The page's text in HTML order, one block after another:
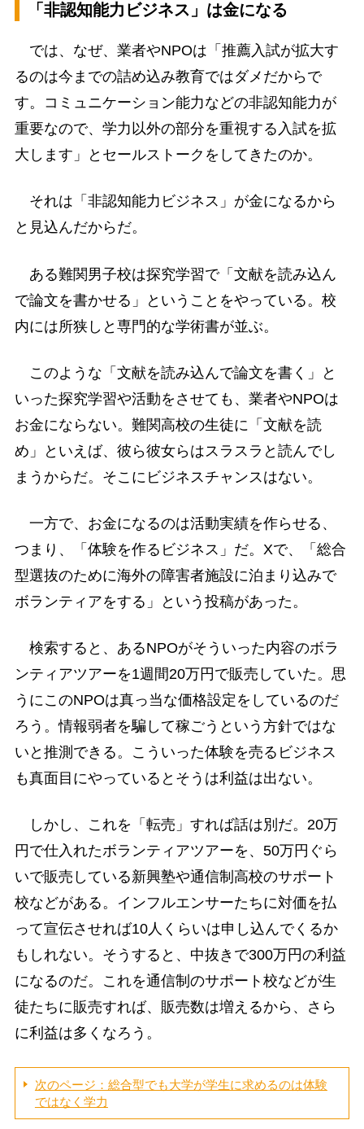
「非認知能力ビジネス」は金になる
では、なぜ、業者やNPOは「推薦入試が拡大す
るのは今までの詰め込み教育ではダメだからで
す。コミュニケーション能力などの非認知能力が
重要なので、学力以外の部分を重視する入試を拡
大します」とセールストークをしてきたのか。
それは「非認知能力ビジネス」が金になるから
と見込んだからだ。
ある難関男子校は探究学習で「文献を読み込ん
で論文を書かせる」ということをやっている。校
内には所狭しと専門的な学術書が並ぶ。
このような「文献を読み込んで論文を書く」と
いった探究学習や活動をさせても、業者やNPOは
お金にならない。難関高校の生徒に「文献を読
め」といえば、彼ら彼女らはスラスラと読んでし
まうからだ。そこにビジネスチャンスはない。
一方で、お金になるのは活動実績を作らせる、
つまり、「体験を作るビジネス」だ。Xで、「総合
型選抜のために海外の障害者施設に泊まり込みで
ボランティアをする」という投稿があった。
検索すると、あるNPOがそういった内容のボラ
ンティアツアーを1週間20万円で販売していた。思
うにこのNPOは真っ当な価格設定をしているのだ
ろう。情報弱者を騙して稼ごうという方針ではな
いと推測できる。こういった体験を売るビジネス
も真面目にやっているとそうは利益は出ない。
しかし、これを「転売」すれば話は別だ。20万
円で仕入れたボランティアツアーを、50万円ぐら
いで販売している新興塾や通信制高校のサポート
校などがある。インフルエンサーたちに対価を払
って宣伝させれば10人くらいは申し込んでくるか
もしれない。そうすると、中抜きで300万円の利益
になるのだ。これを通信制のサポート校などが生
徒たちに販売すれば、販売数は増えるから、さら
に利益は多くなろう。
次のページ：総合型でも大学が学生に求めるのは体験
ではなく学力